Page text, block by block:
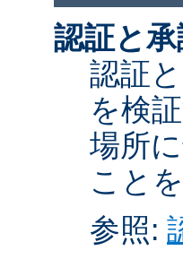
認証と
認証
を検
場所
こと
参照: